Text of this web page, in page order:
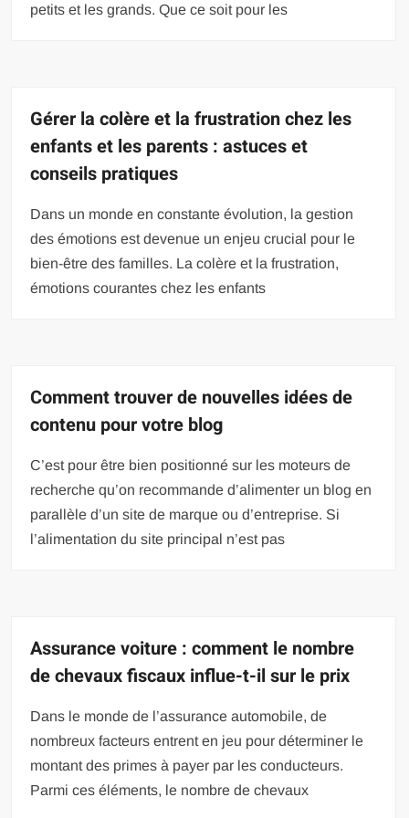
petits et les grands. Que ce soit pour les
Gérer la colère et la frustration chez les
enfants et les parents : astuces et
conseils pratiques
Dans un monde en constante évolution, la gestion
des émotions est devenue un enjeu crucial pour le
bien-être des familles. La colère et la frustration,
émotions courantes chez les enfants
Comment trouver de nouvelles idées de
contenu pour votre blog
C’est pour être bien positionné sur les moteurs de
recherche qu’on recommande d’alimenter un blog en
parallèle d’un site de marque ou d’entreprise. Si
l’alimentation du site principal n’est pas
Assurance voiture : comment le nombre
de chevaux fiscaux influe-t-il sur le prix
Dans le monde de l’assurance automobile, de
nombreux facteurs entrent en jeu pour déterminer le
montant des primes à payer par les conducteurs.
Parmi ces éléments, le nombre de chevaux